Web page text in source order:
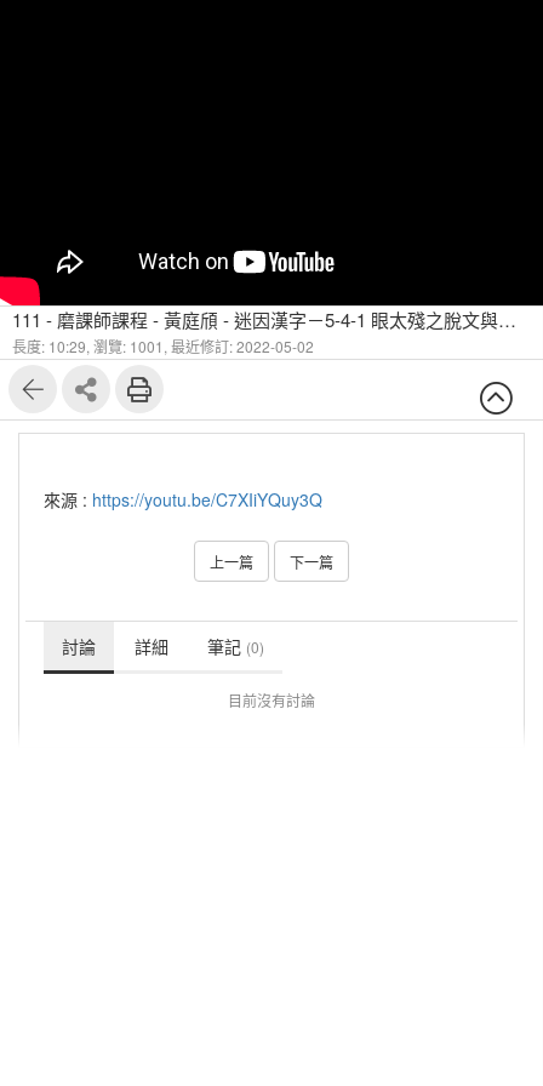
111 - 磨課師課程 - 黃庭頎 - 迷因漢字－5-4-1 眼太殘之脫文與倒文（一）
長度: 10:29, 瀏覽: 1001, 最近修訂: 2022-05-02
來源 : https://youtu.be/C7XIiYQuy3Q
上一篇 下一篇
討論 詳細 筆記 (0)
目前沒有討論